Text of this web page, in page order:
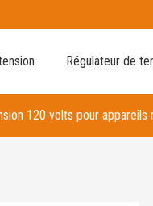
Régulateur de
120 volts pour appareils